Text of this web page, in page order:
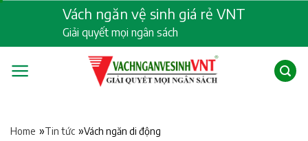
content
Vách ngăn vệ sinh giá rẻ VNT
Giải quyết mọi ngân sách
Home »Tin tức »Vách ngăn di động